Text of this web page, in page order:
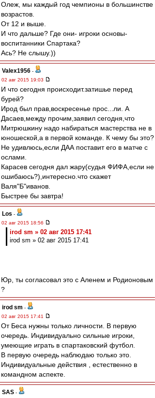
Олеж, мы каждый год чемпионы в большинстве
возрастов.
От 12 и выше.
И что дальше? Где они- игроки основы-
воспитанники Спартака?
Ась? Не слышу.))
Valex1956 -
02 авг 2015 19:03
И что сегодня происходит.затишье перед
бурей?
Ирод был прав,воскресенье прос...ли. А
Дасаев,между прочим,заявил сегодня,что
Митрюшкину надо набираться мастерства не в
юношеской,а в первой команде. К чему бы это?
Не удивлюсь,если ДАА поставит его в матче с
ослами.
Карасев сегодня дал жару(судья ФИФА,если не
ошибаюсь?),интересно.что скажет
Валя"Б"иванов.
Быстрее бы завтра!
Los -
02 авг 2015 18:56
irod sm » 02 авг 2015 17:41
irod sm » 02 авг 2015 17:41
Юр, ты согласовал это с Аленем и Родионовым
?
irod sm -
02 авг 2015 17:41
От Беса нужны только личности. В первую
очередь. Индивидуально сильные игроки,
умеющие играть в спартаковский футбол.
В первую очередь наблюдаю только это.
Индивидуальные действия , естественно в
командном аспекте.
SAS -